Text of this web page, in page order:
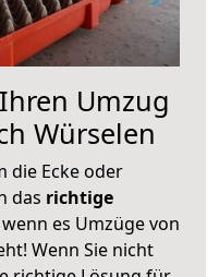
Umzug
Würselen
die Ecke oder
das richtige
es Umzüge von
Wenn Sie nicht